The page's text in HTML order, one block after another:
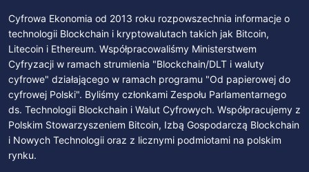
Cyfrowa Ekonomia od 2013 roku rozpowszechnia informacje o
technologii Blockchain i kryptowalutach takich jak Bitcoin,
Litecoin i Ethereum. Współpracowaliśmy Ministerstwem
Cyfryzacji w ramach strumienia "Blockchain/DLT i waluty
cyfrowe" działającego w ramach programu "Od papierowej do
cyfrowej Polski". Byliśmy członkami Zespołu Parlamentarnego
ds. Technologii Blockchain i Walut Cyfrowych. Współpracujemy z
Polskim Stowarzyszeniem Bitcoin, Izbą Gospodarczą Blockchain
i Nowych Technologii oraz z licznymi podmiotami na polskim
rynku.